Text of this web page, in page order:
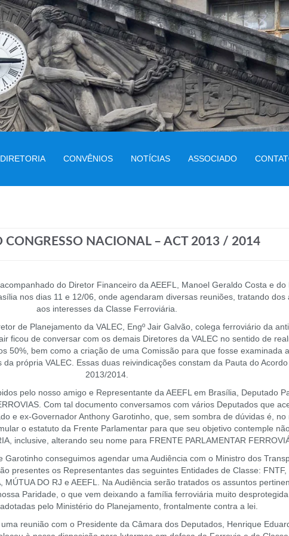
DIRETORIA CONVÊNIOS NOTÍCIAS ASSOCIADO
NACIONAL – ACT 2013 / 2014
do Diretor Financeiro da AEEFL, Manoel Geraldo Costa e
nos dias 11 e 12/06, onde agendaram diversas reuniões, tratando dos
aos interesses da Classe Ferroviária.
de Planejamento da VALEC, Engº Jair Galvão, colega ferroviário da
ficou de conversar com os demais Diretores da VALEC no sentido de
50%, bem como a criação de uma Comissão para que fosse examinada
própria VALEC. Essas duas reivindicações constam da Pauta do
2013/2014.
pelo nosso amigo e Representante da AEEFL em Brasília, Deputado
Com tal documento conversamos com vários Deputados que
e ex-Governador Anthony Garotinho, que, sem sombra de dúvidas é,
o estatuto da Frente Parlamentar para que seu objetivo contemple
inclusive, alterando seu nome para FRENTE PARLAMENTAR
conseguimos agendar uma Audiência com o Ministro dos
presentes os Representantes das seguintes Entidades de Classe: FNTF,
MÚTUA DO RJ e AEEFL. Na Audiência serão tratados os assuntos
Paridade, o que vem deixando a família ferroviária muito
pelo Ministério do Planejamento, frontalmente contra a lei.
reunião com o Presidente da Câmara dos Deputados, Henrique